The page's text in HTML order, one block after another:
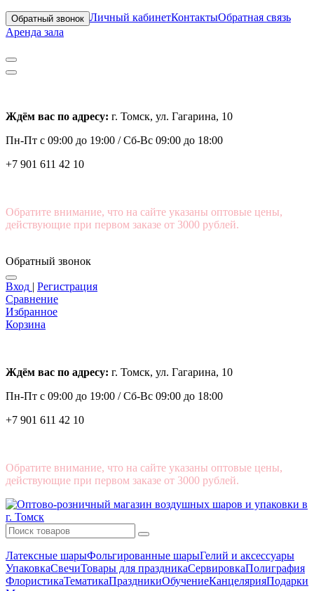
Обратный звонок Личный кабинетКонтактыОбратная связь
Аренда зала
Ждём вас по адресу: г. Томск, ул. Гагарина, 10
Пн-Пт с 09:00 до 19:00 /Сб-Вс 09:00 до 18:00
+7 901 611 42 10
Обратите внимание, что на сайте указаны оптовые цены,
действующие при первом заказе от 3000 рублей.
Обратный звонок
Вход | Регистрация
Сравнение
Избранное
Корзина
Ждём вас по адресу: г. Томск, ул. Гагарина, 10
Пн-Пт с 09:00 до 19:00 /Сб-Вс 09:00 до 18:00
+7 901 611 42 10
Обратите внимание, что на сайте указаны оптовые цены,
действующие при первом заказе от 3000 рублей.
Латексные шарыФольгированные шарыГелий и аксессуары
УпаковкаСвечиТовары для праздникаСервировкаПолиграфия
ФлористикаТематикаПраздникиОбучениеКанцелярияПодарки